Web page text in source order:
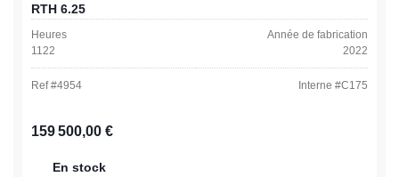
RTH 6.25
Heures
1122
Année de fabrication
2022
Ref #4954 Interne #C175
Prix régulier :
159 500,00 €
En stock